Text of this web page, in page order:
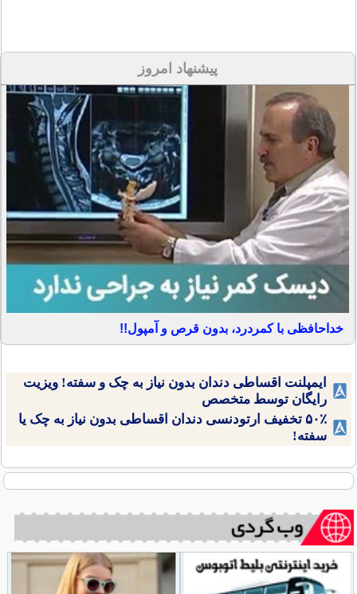
پیشنهاد امروز
خداحافظی با کمردرد، بدون قرص و آمپول!!
ایمپلنت اقساطی دندان بدون نیاز به چک و سفته! ویزیت
رایگان توسط متخصص
۵۰٪ تخفیف ارتودنسی دندان اقساطی بدون نیاز به چک یا
سفته!